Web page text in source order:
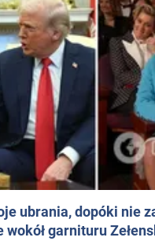
ubrania, dopóki nie
garnituru